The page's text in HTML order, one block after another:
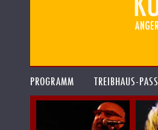
PROGRAMM TREIBHAUS-PASS